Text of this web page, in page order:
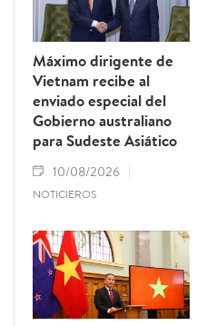
Máximo dirigente de
Vietnam recibe al
enviado especial del
Gobierno australiano
para Sudeste Asiático
10/08/2026
NOTICIEROS